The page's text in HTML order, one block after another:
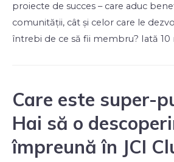
proiecte de succes – care aduc
comunității, cât și celor care le
întrebi de ce să fii membru? Iată 10
Care este super-
Hai să o
împreună în JCI